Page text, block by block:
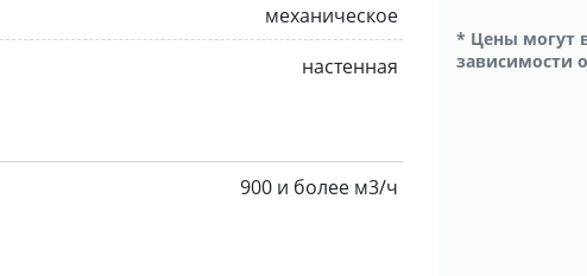
механическое
настенная
900 и более м3/ч
* Цены могут
зависимости